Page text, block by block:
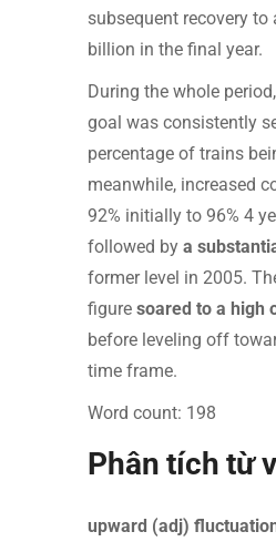
subsequent recovery
billion in the final year.
During the whole
goal was consistently
percentage of trains
meanwhile, increased
92% initially to 96% 4
followed by a
former level in 2005.
figure soared to a high
before leveling off
time frame.
Word count: 198
Phân tích từ
upward (adj)